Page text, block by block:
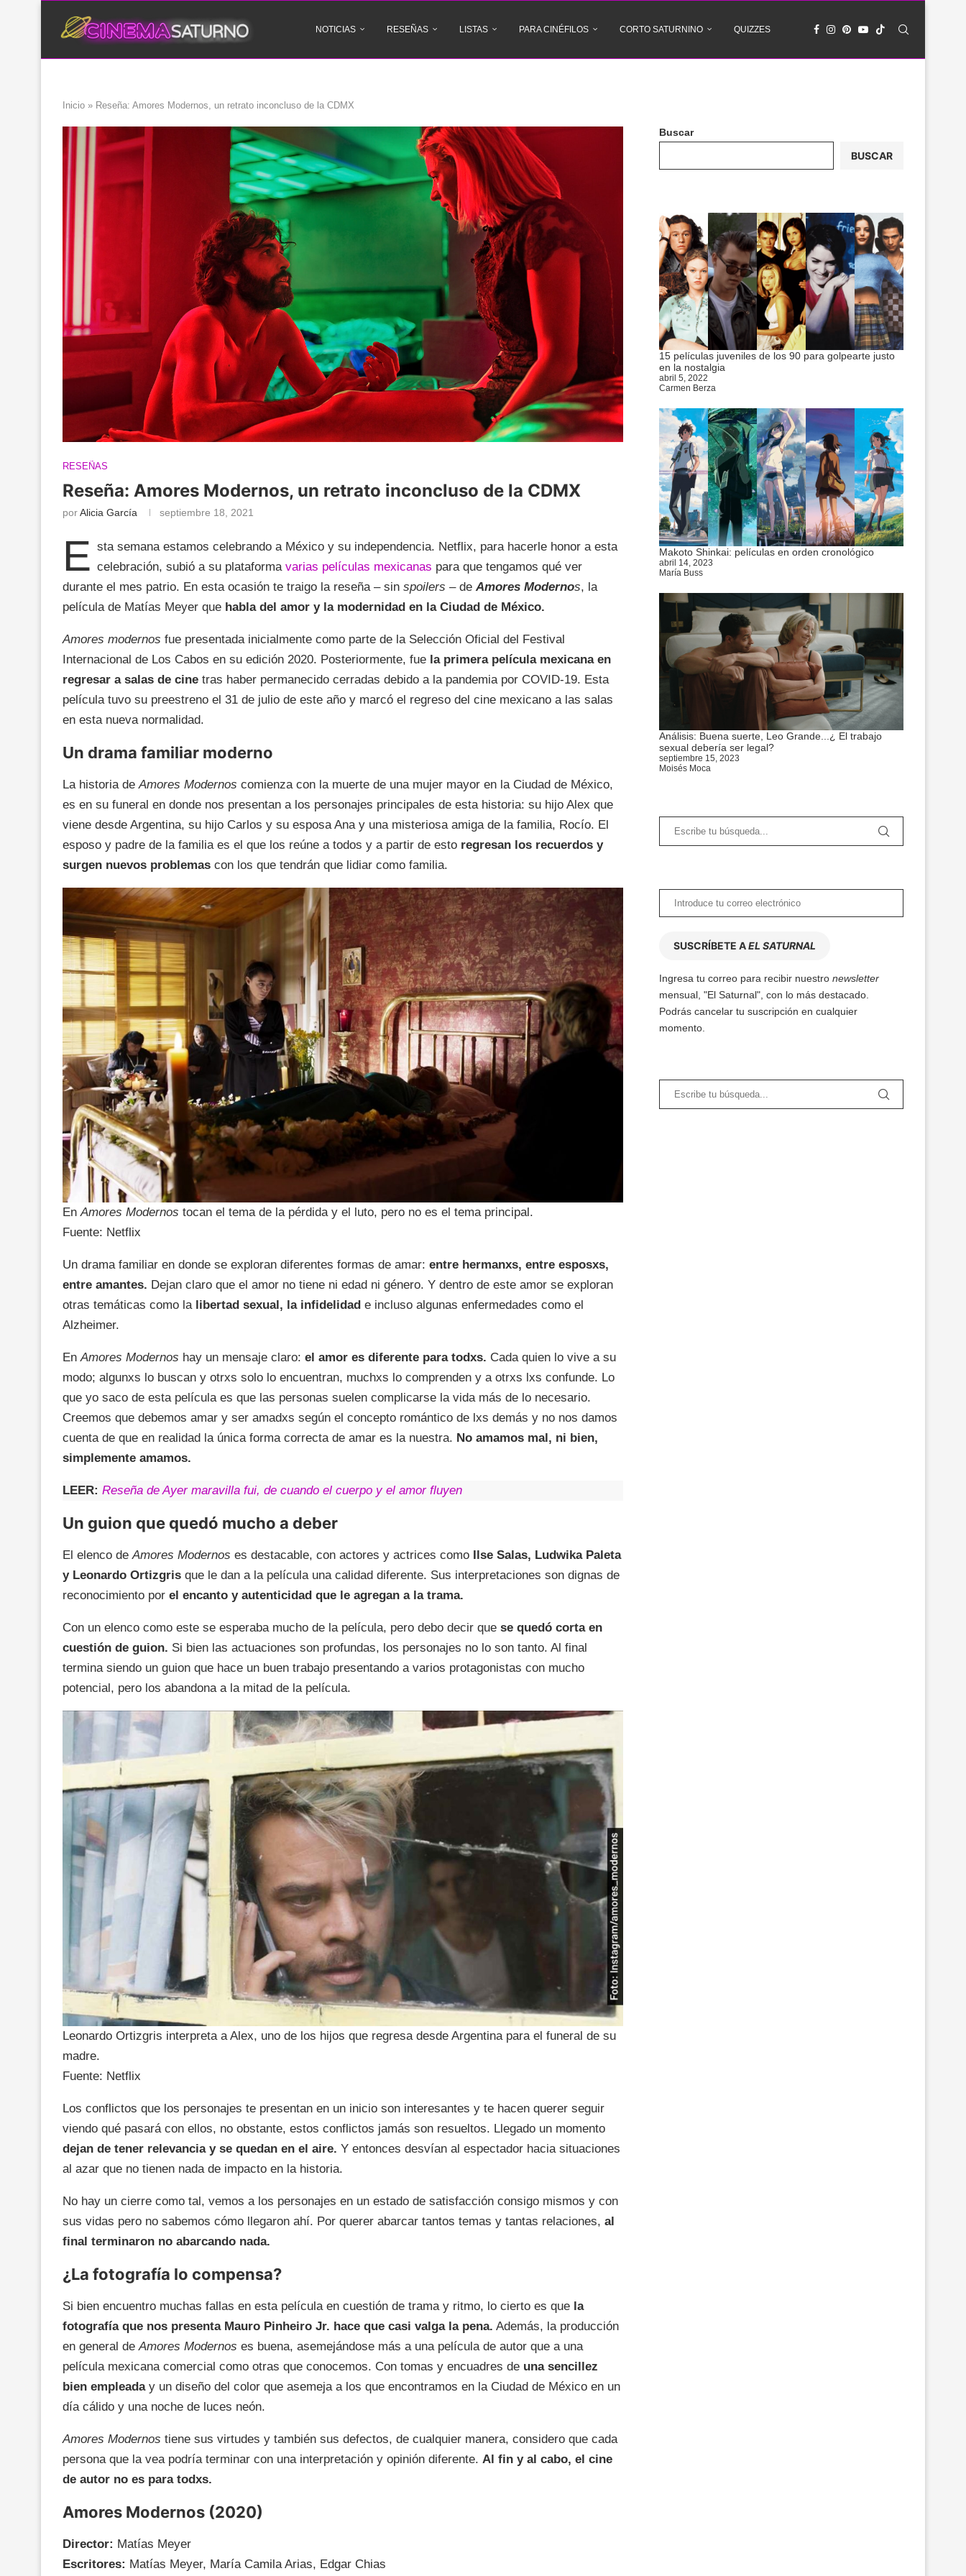
NOTICIAS RESEÑAS LISTAS PARA CINÉFILOS CORTO SATURNINO QUIZZES
Inicio » Reseña: Amores Modernos, un retrato inconcluso de la CDMX
RESEÑAS
Reseña: Amores Modernos, un retrato inconcluso de la CDMX
porAlicia García septiembre 18, 2021
E sta semana estamos celebrando a México y su independencia. Netflix, para hacerle honor a esta
celebración, subió a su plataforma varias películas mexicanas para que tengamos qué ver
durante el mes patrio. En esta ocasión te traigo la reseña – sin spoilers – de Amores Modernos, la
película de Matías Meyer que habla del amor y la modernidad en la Ciudad de México.
Amores modernos fue presentada inicialmente como parte de la Selección Oficial del Festival
Internacional de Los Cabos en su edición 2020. Posteriormente, fue la primera película mexicana en
regresar a salas de cine tras haber permanecido cerradas debido a la pandemia por COVID-19. Esta
película tuvo su preestreno el 31 de julio de este año y marcó el regreso del cine mexicano a las salas
en esta nueva normalidad.
Un drama familiar moderno
La historia de Amores Modernos comienza con la muerte de una mujer mayor en la Ciudad de México,
es en su funeral en donde nos presentan a los personajes principales de esta historia: su hijo Alex que
viene desde Argentina, su hijo Carlos y su esposa Ana y una misteriosa amiga de la familia, Rocío. El
esposo y padre de la familia es el que los reúne a todos y a partir de esto regresan los recuerdos y
surgen nuevos problemas con los que tendrán que lidiar como familia.
EnAmores Modernos tocan el tema de la pérdida y el luto, pero no es el tema principal.
Fuente: Netflix
Un drama familiar en donde se exploran diferentes formas de amar: entre hermanxs, entre esposxs,
entre amantes. Dejan claro que el amor no tiene ni edad ni género. Y dentro de este amor se exploran
otras temáticas como la libertad sexual, la infidelidad e incluso algunas enfermedades como el
Alzheimer.
EnAmores Modernos hay un mensaje claro: el amor es diferente para todxs. Cada quien lo vive a su
modo; algunxs lo buscan y otrxs solo lo encuentran, muchxs lo comprenden y a otrxs lxs confunde. Lo
que yo saco de esta película es que las personas suelen complicarse la vida más de lo necesario.
Creemos que debemos amar y ser amadxs según el concepto romántico de lxs demás y no nos damos
cuenta de que en realidad la única forma correcta de amar es la nuestra. No amamos mal, ni bien,
simplemente amamos.
LEER: Reseña de Ayer maravilla fui, de cuando el cuerpo y el amor fluyen
Un guion que quedó mucho a deber
El elenco deAmores Modernos es destacable, con actores y actrices como
Ilse Salas, Ludwika Paleta
y Leonardo Ortizgris que le dan a la película una calidad diferente. Sus interpretaciones son dignas de
reconocimiento por el encanto y autenticidad que le agregan a la trama.
Con un elenco como este se esperaba mucho de la película, pero debo decir que se quedó corta en
cuestión de guion. Si bien las actuaciones son profundas, los personajes no lo son tanto. Al final
termina siendo un guion que hace un buen trabajo presentando a varios protagonistas con mucho
potencial, pero los abandona a la mitad de la película.
Leonardo Ortizgris interpreta a Alex, uno de los hijos que regresa desde Argentina para el funeral de su
madre.
Fuente: Netflix
Los conflictos que los personajes te presentan en un inicio son interesantes y te hacen querer seguir
viendo qué pasará con ellos, no obstante, estos conflictos jamás son resueltos. Llegado un momento
dejan de tener relevancia y se quedan en el aire. Y entonces desvían al espectador hacia situaciones
al azar que no tienen nada de impacto en la historia.
No hay un cierre como tal, vemos a los personajes en un estado de satisfacción consigo mismos y con
sus vidas pero no sabemos cómo llegaron ahí. Por querer abarcar tantos temas y tantas relaciones, al
final terminaron no abarcando nada.
¿La fotografía lo compensa?
Si bien encuentro muchas fallas en esta película en cuestión de trama y ritmo, lo cierto es que la
fotografía que nos presenta Mauro Pinheiro Jr. hace que casi valga la pena. Además, la producción
en general deAmores Modernos es buena, asemejándose más a una película de autor que a una
película mexicana comercial como otras que conocemos. Con tomas y encuadres de una sencillez
bien empleaday un diseño del color que asemeja a los que encontramos en la Ciudad de México en un
día cálido y una noche de luces neón.
Amores Modernos tiene sus virtudes y también sus defectos, de cualquier manera, considero que cada
persona que la vea podría terminar con una interpretación y opinión diferente. Al fin y al cabo, el cine
de autor no es para todxs.
Amores Modernos (2020)
Director: Matías Meyer
Escritores: Matías Meyer, María Camila Arias, Edgar Chias
Buscar
BUSCAR
15 películas juveniles de los 90 para golpearte justo
en la nostalgia
abril 5, 2022
Carmen Berza
Makoto Shinkai: películas en orden cronológico
abril 14, 2023
María Buss
Análisis: Buena suerte, Leo Grande...¿ El trabajo
sexual debería ser legal?
septiembre 15, 2023
Moisés Moca
SUSCRÍBETE AEL SATURNAL
Ingresa tu correo para recibir nuestro newsletter
mensual, "El Saturnal", con lo más destacado.
Podrás cancelar tu suscripción en cualquier
momento.